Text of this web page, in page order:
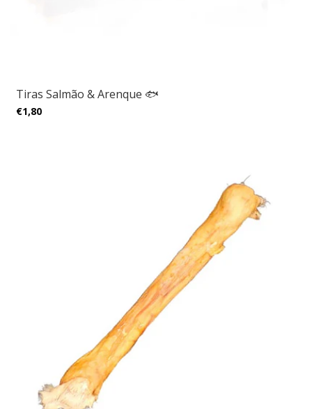
Tiras Salmão & Arenque 🐟
€1,80